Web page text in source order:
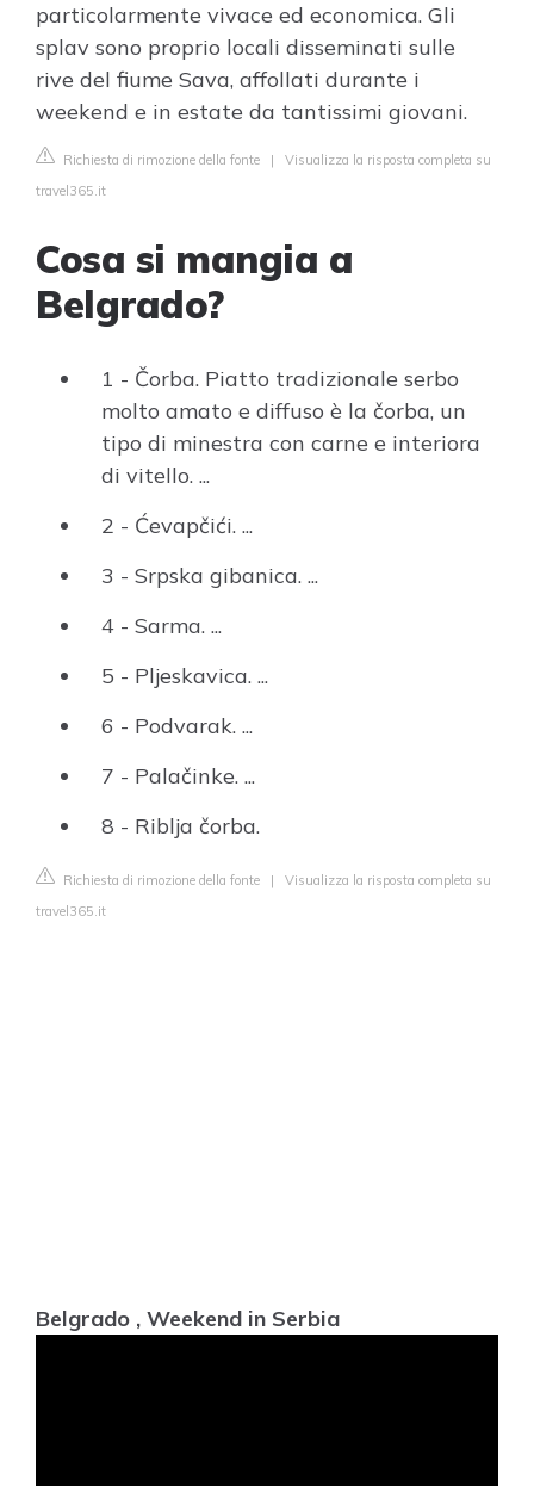
particolarmente vivace ed economica. Gli
splav sono proprio locali disseminati sulle
rive del fiume Sava, affollati durante i
weekend e in estate da tantissimi giovani.
Richiesta di rimozione della fonte | Visualizza la risposta completa su
travel365.it
Cosa si mangia a
Belgrado?
1 - Čorba. Piatto tradizionale serbo
molto amato e diffuso è la čorba, un
tipo di minestra con carne e interiora
di vitello. ...
2 - Ćevapčići. ...
3 - Srpska gibanica. ...
4 - Sarma. ...
5 - Pljeskavica. ...
6 - Podvarak. ...
7 - Palačinke. ...
8 - Riblja čorba.
Richiesta di rimozione della fonte | Visualizza la risposta completa su
travel365.it
Belgrado , Weekend in Serbia